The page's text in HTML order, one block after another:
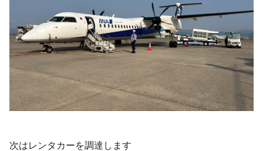
次はレンタカーを調達します